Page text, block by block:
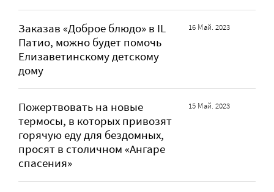
Заказав «Доброе блюдо» в IL
Патио, можно будет помочь
Елизаветинскому детскому
дому
16 Май. 2023
Пожертвовать на новые
термосы, в которых привозят
горячую еду для бездомных,
просят в столичном «Ангаре
спасения»
15 Май. 2023